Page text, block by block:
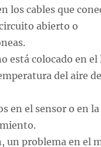
los cables que
abierto o
está colocado en el
del aire de
en el sensor o en
un problema en el